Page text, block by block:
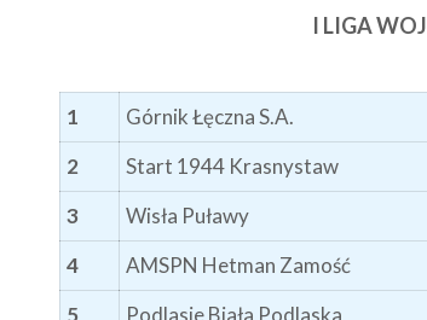
I LIGA
1 Górnik Łęczna S.A.
2
Start 1944 Krasnystaw
3
Wisła Puławy
4
AMSPN Hetman Zamość
5
Podlasie Biała Podlaska